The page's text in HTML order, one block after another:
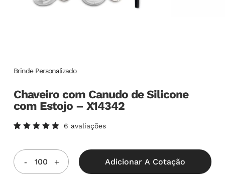
Brinde Personalizado
Chaveiro com Canudo de Silicone
com Estojo – X14342
5.00de
5, com
baseado
em
6 avaliações
Adicionar A Cotação